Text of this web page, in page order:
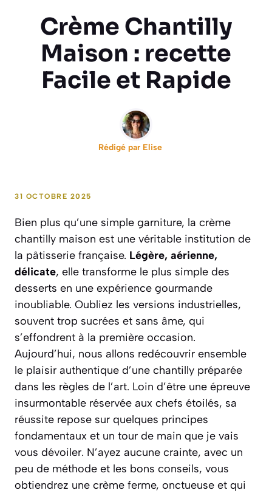
Crème Chantilly
Maison : recette
Facile et Rapide
Rédigé par Elise
31 OCTOBRE 2025
Bien plus qu’une simple garniture, la crème
chantilly maison est une véritable institution de
la pâtisserie française. Légère, aérienne,
délicate, elle transforme le plus simple des
desserts en une expérience gourmande
inoubliable. Oubliez les versions industrielles,
souvent trop sucrées et sans âme, qui
s’effondrent à la première occasion.
Aujourd’hui, nous allons redécouvrir ensemble
le plaisir authentique d’une chantilly préparée
dans les règles de l’art. Loin d’être une épreuve
insurmontable réservée aux chefs étoilés, sa
réussite repose sur quelques principes
fondamentaux et un tour de main que je vais
vous dévoiler. N’ayez aucune crainte, avec un
peu de méthode et les bons conseils, vous
obtiendrez une crème ferme, onctueuse et qui